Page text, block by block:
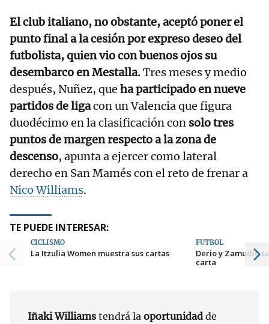
El club italiano, no obstante, aceptó poner el
punto final a la cesión por expreso deseo del
futbolista, quien vio con buenos ojos su
desembarco en Mestalla.Tres meses y medio
después, Nuñez, que ha participado en nueve
partidos de ligacon un Valencia que figura
duodécimo en la clasificación con solo tres
puntos de margen respecto a la zona de
descenso, apunta a ejercer como lateral
derecho en San Mamés con el reto de frenar a
Nico Williams.
TE PUEDE INTERESAR:
CICLISMO
La Itzulia Women muestra sus cartas
FÚTBOL
Derio y Zamudio
carta
Iñaki Williams tendrá la oportunidad de